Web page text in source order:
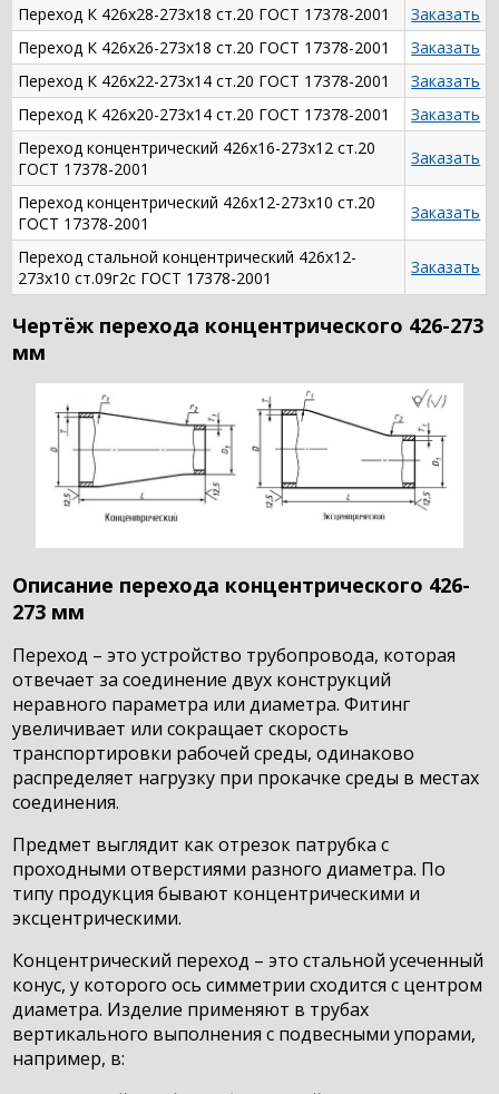
Переход К 426х28-273х18 ст.20 ГОСТ 17378-2001
Заказать
Переход К 426х26-273х18 ст.20 ГОСТ 17378-2001
Заказать
Переход К 426х22-273х14 ст.20 ГОСТ 17378-2001
Заказать
Переход К 426х20-273х14 ст.20 ГОСТ 17378-2001
Заказать
Переход концентрический 426х16-273х12 ст.20
ГОСТ 17378-2001
Заказать
Переход концентрический 426х12-273х10 ст.20
ГОСТ 17378-2001
Заказать
Переход стальной концентрический 426х12-
273х10 ст.09г2с ГОСТ 17378-2001
Заказать
Чертёж перехода концентрического 426-273
мм
Описание перехода концентрического 426-
273 мм
Переход – это устройство трубопровода, которая
отвечает за соединение двух конструкций
неравного параметра или диаметра. Фитинг
увеличивает или сокращает скорость
транспортировки рабочей среды, одинаково
распределяет нагрузку при прокачке среды в местах
соединения.
Предмет выглядит как отрезок патрубка с
проходными отверстиями разного диаметра. По
типу продукция бывают концентрическими и
эксцентрическими.
Концентрический переход – это стальной усеченный
конус, у которого ось симметрии сходится с центром
диаметра. Изделие применяют в трубах
вертикального выполнения с подвесными упорами,
например, в: